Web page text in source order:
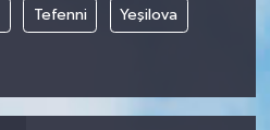
Tefenni Yeşilova